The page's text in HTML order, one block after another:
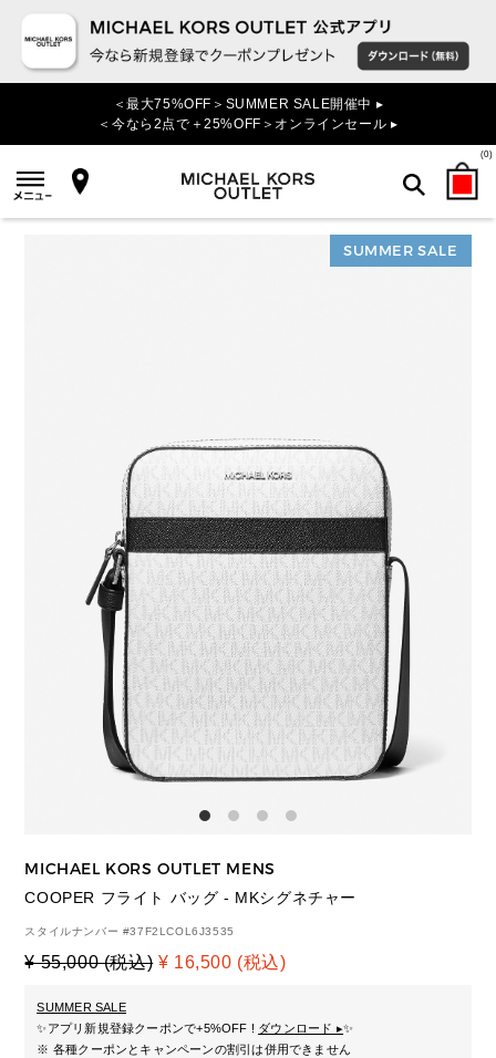
＜最大75%OFF＞SUMMER SALE開催中 ▸
＜今なら2点で＋25%OFF＞オンラインセール ▸
(0)
検索
SUMMER SALE
MICHAEL KORS OUTLET MENS
COOPER フライト バッグ - MKシグネチャー
スタイルナンバー #37F2LCOL6J3535
¥ 55,000 (税込) ¥ 16,500 (税込)
SUMMER SALE
✨アプリ新規登録クーポンで+5%OFF ! ダウンロード ▸✨
※ 各種クーポンとキャンペーンの割引は併用できません